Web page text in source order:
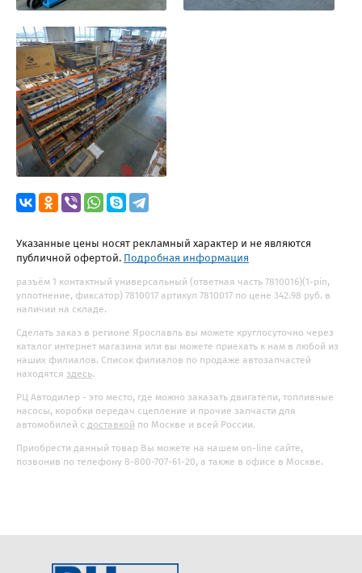
Указанные цены носят рекламный характер и не являются
публичной офертой. Подробная информация
разъём 1 контактный универсальный (ответная часть 7810016)(1-pin,
уплотнение, фиксатор) 7810017 артикул 7810017 по цене 342.98 руб. в
наличии на складе.
Сделать заказ в регионе Ярославль вы можете круглосуточно через
каталог интернет магазина или вы можете приехать к нам в любой из
наших филиалов. Список филиалов по продаже автозапчастей
находятся здесь.
РЦ Автодилер - это место, где можно заказать двигатели, топливные
насосы, коробки передач сцепление и прочие запчасти для
автомобилей с доставкой по Москве и всей России.
Приобрести данный товар Вы можете на нашем on-line сайте,
позвонив по телефону 8-800-707-61-20, а также в офисе в Москве.